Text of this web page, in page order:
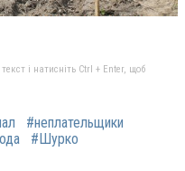
і натисніть Ctrl + Enter, щоб
#неплательщики
#Шурко